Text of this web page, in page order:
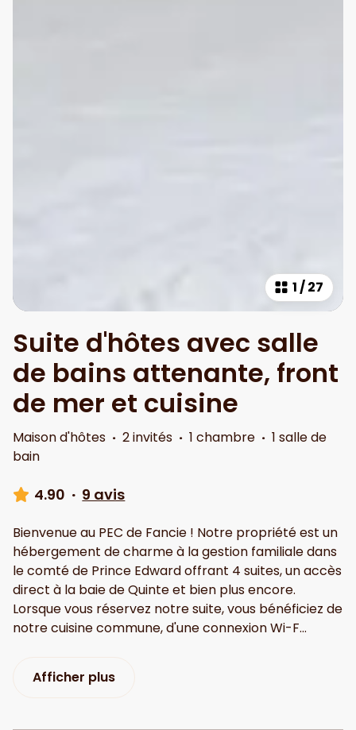
1 /27
Suite d'hôtes avec salle
de bains attenante, front
de mer et cuisine
Maison d'hôtes · 2 invités · 1 chambre · 1 salle de
bain
4.90 · 9 avis
Bienvenue au PEC de Fancie ! Notre propriété est un
hébergement de charme à la gestion familiale dans
le comté de Prince Edward offrant 4 suites, un accès
direct à la baie de Quinte et bien plus encore.
Lorsque vous réservez notre suite, vous bénéficiez de
notre cuisine commune, d'une connexion Wi-F...
Afficher plus